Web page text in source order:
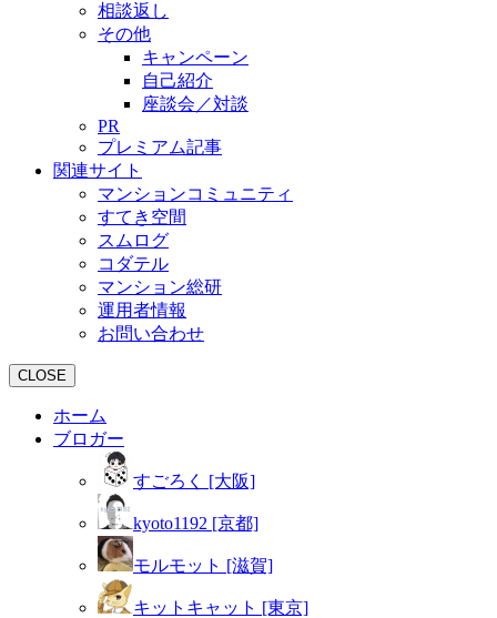
相談返し
その他
キャンペーン
自己紹介
座談会／対談
PR
プレミアム記事
関連サイト
マンションコミュニティ
すてき空間
スムログ
コダテル
マンション総研
運用者情報
お問い合わせ
CLOSE
ホーム
ブロガー
すごろく [大阪]
kyoto1192 [京都]
モルモット [滋賀]
キットキャット [東京]